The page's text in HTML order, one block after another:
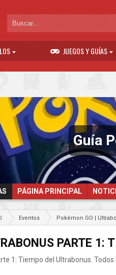
JUEGOS Y GUÍAS
Guía
PÁGINA PRINCIPAL
Eventos Pokémon GO |
PARTE 1:
1: Tiempo del Ultrabonus.